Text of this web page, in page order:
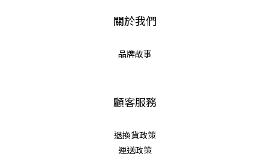
關於我們
品牌故事
顧客服務
退換貨政策
運送政策